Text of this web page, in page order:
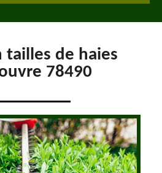
tailles de haies
78490